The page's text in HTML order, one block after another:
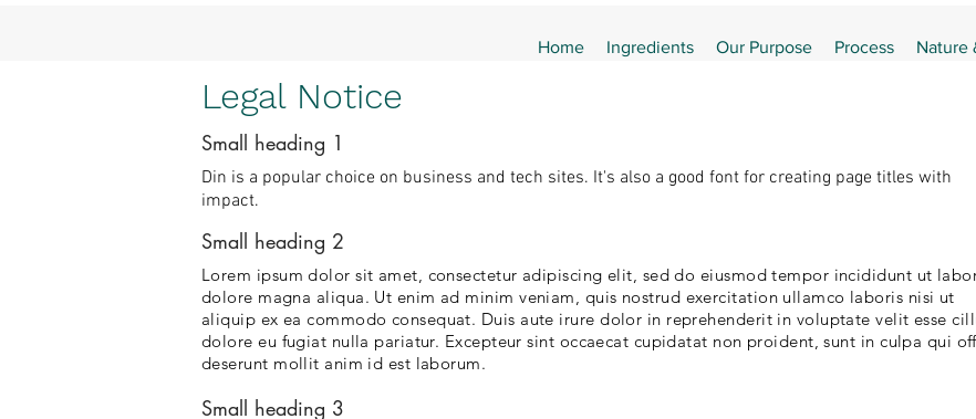
Home Ingredients Our Purpose Process Nature
Legal Notice
Small heading 1
Din is a popular choice on business and tech sites. It's also a good font for creating page titles with
impact.
Small heading 2
Lorem ipsum dolor sit amet, consectetur adipiscing elit, sed do eiusmod tempor incididunt ut
dolore magna aliqua. Ut enim ad minim veniam, quis nostrud exercitation ullamco laboris nisi ut
aliquip ex ea commodo consequat. Duis aute irure dolor in reprehenderit in voluptate velit esse
dolore eu fugiat nulla pariatur. Excepteur sint occaecat cupidatat non proident, sunt in culpa qui
deserunt mollit anim id est laborum.
Small heading 3